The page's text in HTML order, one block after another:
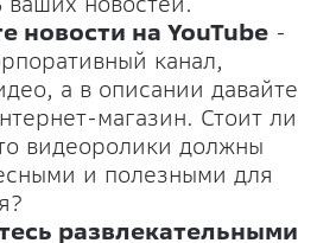
новости на YouTube -
канал,
а в описании давайте
магазин. Стоит ли
видеоролики должны
и полезными для
развлекательными